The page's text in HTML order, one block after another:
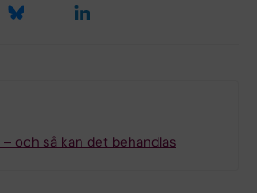
och så kan det behandlas